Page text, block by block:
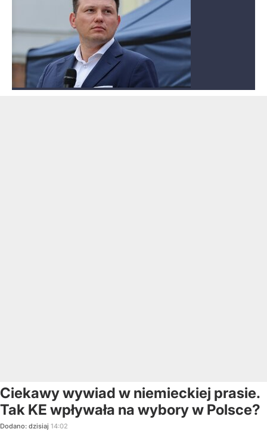
Ciekawy wywiad w niemieckiej prasie.
Tak KE wpływała na wybory w Polsce?
Dodano: dzisiaj 14:02